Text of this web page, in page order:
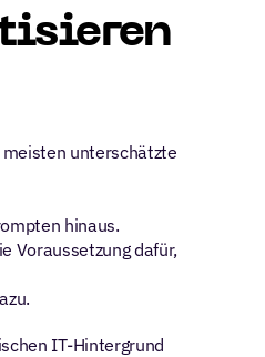
unterschätzte
hinaus.
Voraussetzung dafür,
IT-Hintergrund